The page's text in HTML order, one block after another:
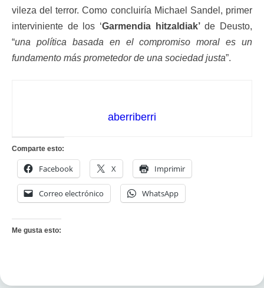
vileza del terror. Como concluiría Michael Sandel, primer
interviniente de los ‘Garmendia hitzaldiak’de Deusto,
“una política basada en el compromiso moral es un
fundamento más prometedor de una sociedad justa”.
aberriberri
Comparte esto:
Facebook X Imprimir
Correo electrónico WhatsApp
Me gusta esto: